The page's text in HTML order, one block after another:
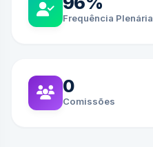
Frequência Plenária
0
Comissões